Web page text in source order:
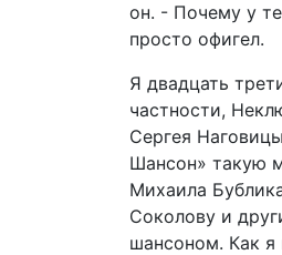
он. - Почему у
просто офигел.
Я двадцать
частности,
Сергея
Шансон» такую
Михаила
Соколову и
шансоном. Как я